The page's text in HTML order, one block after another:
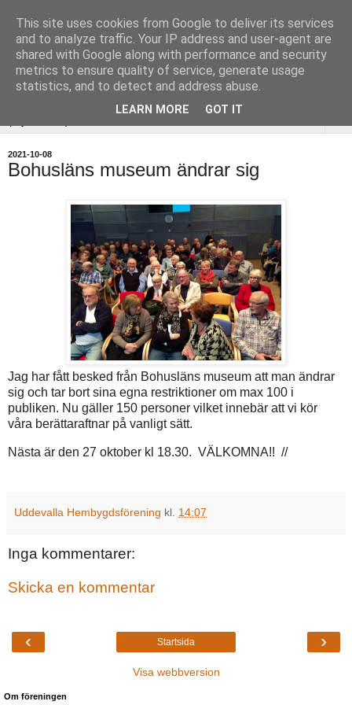
Uddevalla
Hembygdsförening
2021-10-08
Bohusläns museum ändrar sig
Jag har fått besked från Bohusläns museum att man ändrar
sig och tar bort sina egna restriktioner om max 100 i
publiken. Nu gäller 150 personer vilket innebär att vi kör
våra berättaraftnar på vanligt sätt.
Nästa är den 27 oktober kl 18.30. VÄLKOMNA!! //
Uddevalla Hembygdsförening kl. 14:07
Inga kommentarer:
Skicka en kommentar
‹ ›
Startsida
Visa webbversion
Om föreningen
This site uses cookies from Google to deliver its services
and to analyze traffic. Your IP address and user-agent are
shared with Google along with performance and security
metrics to ensure quality of service, generate usage
statistics, and to detect and address abuse.
LEARN MORE GOT IT